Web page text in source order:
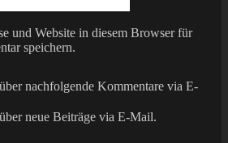
und Website in diesem Browser für
speichern.
nachfolgende Kommentare via E-
neue Beiträge via E-Mail.